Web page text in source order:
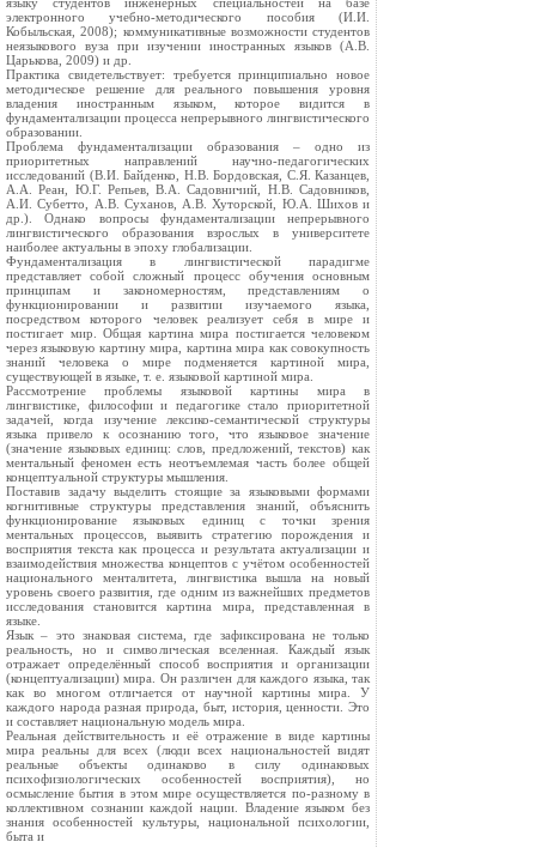
электронного учебно-методического пособия (И.И.
Кобыльская, 2008); коммуникативные возможности студентов
неязыкового вуза при изучении иностранных языков (А.В.
Царькова, 2009) и др.
Практика свидетельствует: требуется принципиально новое
методическое решение для реального повышения уровня
владения иностранным языком, которое видится в
фундаментализации процесса непрерывного лингвистического
образовании.
Проблема фундаментализации образования – одно из
приоритетных направлений научно-педагогических
исследований (В.И. Байденко, Н.В. Бордовская, С.Я. Казанцев,
А.А. Реан, Ю.Г. Репьев, В.А. Садовничий, Н.В. Садовников,
А.И. Субетто, А.В. Суханов, А.В. Хуторской, Ю.А. Шихов и
др.). Однако вопросы фундаментализации непрерывного
лингвистического образования взрослых в университете
наиболее актуальны в эпоху глобализации.
Фундаментализация в лингвистической парадигме
представляет собой сложный процесс обучения основным
принципам и закономерностям, представлениям о
функционировании и развитии изучаемого языка,
посредством которого человек реализует себя в мире и
постигает мир. Общая картина мира постигается человеком
через языковую картину мира, картина мира как совокупность
знаний человека о мире подменяется картиной мира,
существующей в языке, т. е. языковой картиной мира.
Рассмотрение проблемы языковой картины мира в
лингвистике, философии и педагогике стало приоритетной
задачей, когда изучение лексико-семантической структуры
языка привело к осознанию того, что языковое значение
(значение языковых единиц: слов, предложений, текстов) как
ментальный феномен есть неотъемлемая часть более общей
концептуальной структуры мышления.
Поставив задачу выделить стоящие за языковыми формами
когнитивные структуры представления знаний, объяснить
функционирование языковых единиц с точки зрения
ментальных процессов, выявить стратегию порождения и
восприятия текста как процесса и результата актуализации и
взаимодействия множества концептов с учётом особенностей
национального менталитета, лингвистика вышла на новый
уровень своего развития, где одним из важнейших предметов
исследования становится картина мира, представленная в
языке.
Язык – это знаковая система, где зафиксирована не только
реальность, но и символическая вселенная. Каждый язык
отражает определённый способ восприятия и организации
(концептуализации) мира. Он различен для каждого языка, так
как во многом отличается от научной картины мира. У
каждого народа разная природа, быт, история, ценности. Это
и составляет национальную модель мира.
Реальная действительность и её отражение в виде картины
мира реальны для всех (люди всех национальностей видят
реальные объекты одинаково в силу одинаковых
психофизиологических особенностей восприятия), но
осмысление бытия в этом мире осуществляется по-разному в
коллективном сознании каждой нации. Владение языком без
знания особенностей культуры, национальной психологии,
быта и